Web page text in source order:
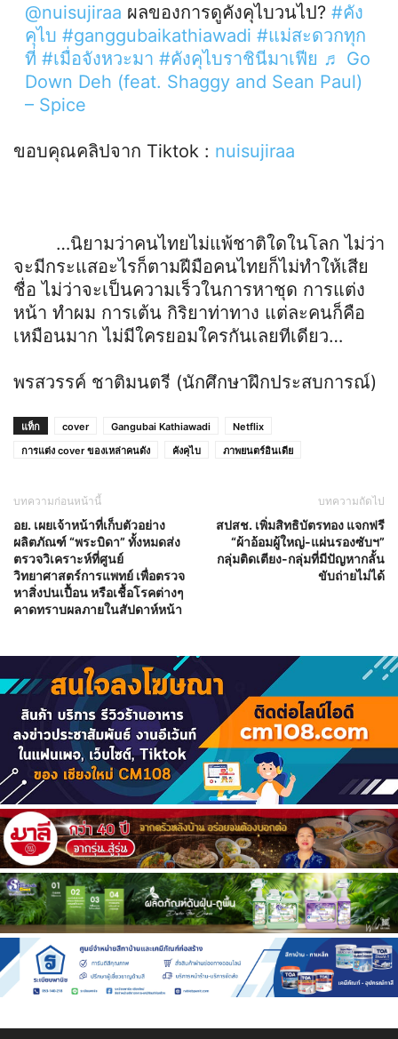
@nuisujiraa ผลของการดูคังคุไบวนไป? #คัง
คุไบ #ganggubaikathiawadi #แม่สะดวกทุก
ที่ #เมื่อจังหวะมา #คังคุไบราชินีมาเฟีย ♬ Go
Down Deh (feat. Shaggy and Sean Paul)
– Spice
ขอบคุณคลิปจาก Tiktok : nuisujiraa
…นิยามว่าคนไทยไม่แพ้ชาติใดในโลก ไม่ว่า
จะมีกระแสอะไรก็ตามฝีมือคนไทยก็ไม่ทำให้เสีย
ชื่อ ไม่ว่าจะเป็นความเร็วในการหาชุด การแต่ง
หน้า ทำผม การเต้น กิริยาท่าทาง แต่ละคนก็คือ
เหมือนมาก ไม่มีใครยอมใครกันเลยทีเดียว…
พรสวรรค์ ชาติมนตรี (นักศึกษาฝึกประสบการณ์)
แท็ก cover Gangubai Kathiawadi
Netflix
การแต่ง cover ของเหล่าคนดัง
คังคุไบ ภาพยนตร์อินเดีย
บทความก่อนหน้านี้
อย. เผยเจ้าหน้าที่เก็บตัวอย่าง
ผลิตภัณฑ์ “พระบิดา” ทั้งหมดส่ง
ตรวจวิเคราะห์ที่ศูนย์
วิทยาศาสตร์การแพทย์ เพื่อตรวจ
หาสิ่งปนเปื้อน หรือเชื้อโรคต่างๆ
คาดทราบผลภายในสัปดาห์หน้า
บทความถัดไป
สปสช. เพิ่มสิทธิบัตรทอง แจกฟรี
“ผ้าอ้อมผู้ใหญ่-แผ่นรองซับฯ”
กลุ่มติดเตียง-กลุ่มที่มีปัญหากลั้น
ขับถ่ายไม่ได้